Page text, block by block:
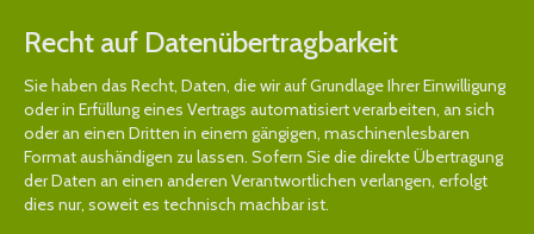
Recht auf Daten­übertrag­barkeit
Sie haben das Recht, Daten, die wir auf Grundlage Ihrer Einwilligung
oder in Erfüllung eines Vertrags automatisiert verarbeiten, an sich
oder an einen Dritten in einem gängigen, maschinenlesbaren
Format aushändigen zu lassen. Sofern Sie die direkte Übertragung
der Daten an einen anderen Verantwortlichen verlangen, erfolgt
dies nur, soweit es technisch machbar ist.